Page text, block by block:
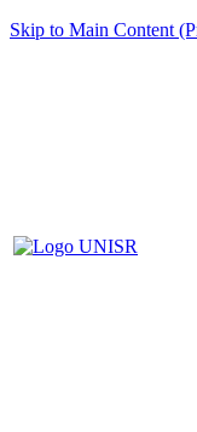
Skip to Main Content